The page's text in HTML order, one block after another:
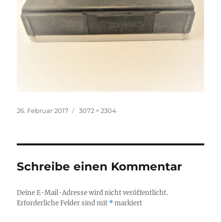
Veröffentlicht
26. Februar 2017
Volle
3072 × 2304
Schreibe einen Kommentar
Deine E-Mail-Adresse wird nicht veröffentlicht.
Erforderliche Felder sind mit *markiert